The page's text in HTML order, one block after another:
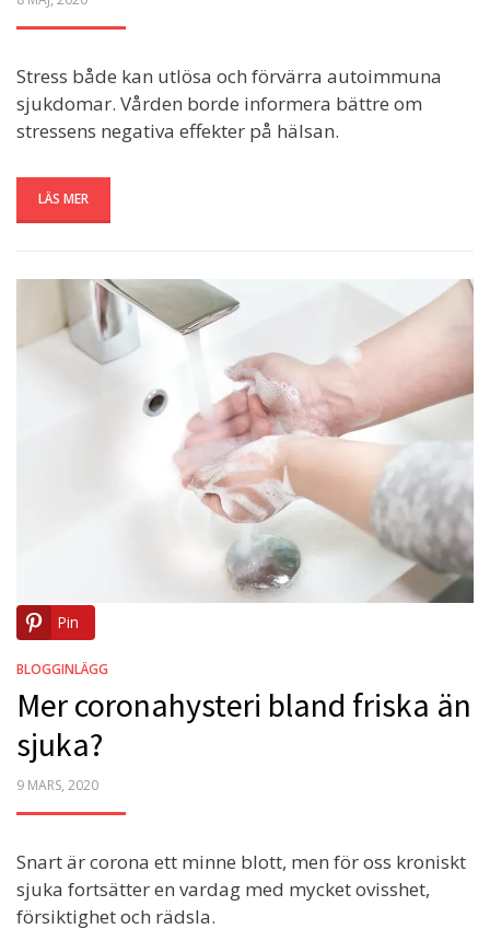
Stress både kan utlösa och förvärra autoimmuna
sjukdomar. Vården borde informera bättre om
stressens negativa effekter på hälsan.
LÄS MER
Pin
BLOGGINLÄGG
Mer coronahysteri bland friska än
sjuka?
POSTED
9 MARS, 2020
Snart är corona ett minne blott, men för oss kroniskt
sjuka fortsätter en vardag med mycket ovisshet,
försiktighet och rädsla.